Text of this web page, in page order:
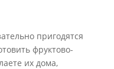
пригодятся
фруктово-
их дома,